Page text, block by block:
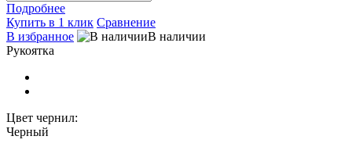
Подробнее
Купить в 1 клик Сравнение
В избранное
В наличии
Рукоятка
Цвет чернил:
Черный